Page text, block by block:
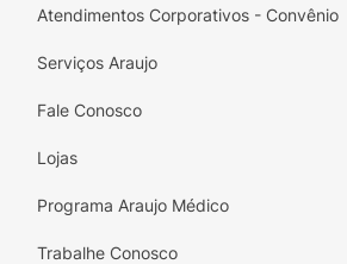
Atendimentos Corporativos - Convênio
Serviços Araujo
Fale Conosco
Lojas
Programa Araujo Médico
Trabalhe Conosco